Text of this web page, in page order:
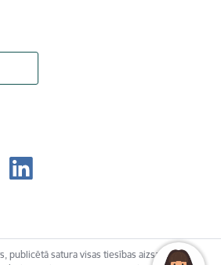
publicētā satura visas tiesības aizsargātas.